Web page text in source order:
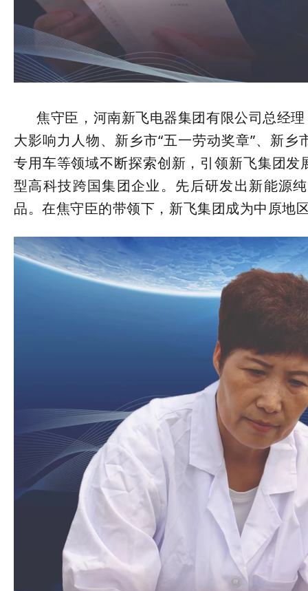
焦守臣，河南新飞电器集团有限公司总经理
大影响力人物、新乡市“五一劳动奖章”、新
专用车等领域不断探索创新，引领新飞集团
型高科技跨国集团企业。先后研发出新能源
品。在焦守臣的带领下，新飞集团成为中原地